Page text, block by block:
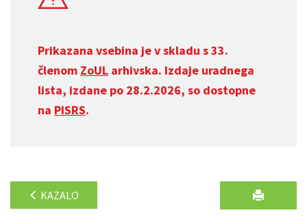
Prikazana vsebina je v skladu s 33.
členom ZoUL arhivska. Izdaje uradnega
lista, izdane po 28.2.2026, so dostopne
na PISRS.
KAZALO